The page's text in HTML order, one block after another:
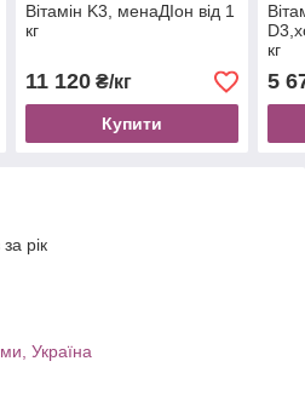
Вітамін K3, менаДІон від 1
кг
11 120₴/кг
Купити
кг
5
рік
Україна